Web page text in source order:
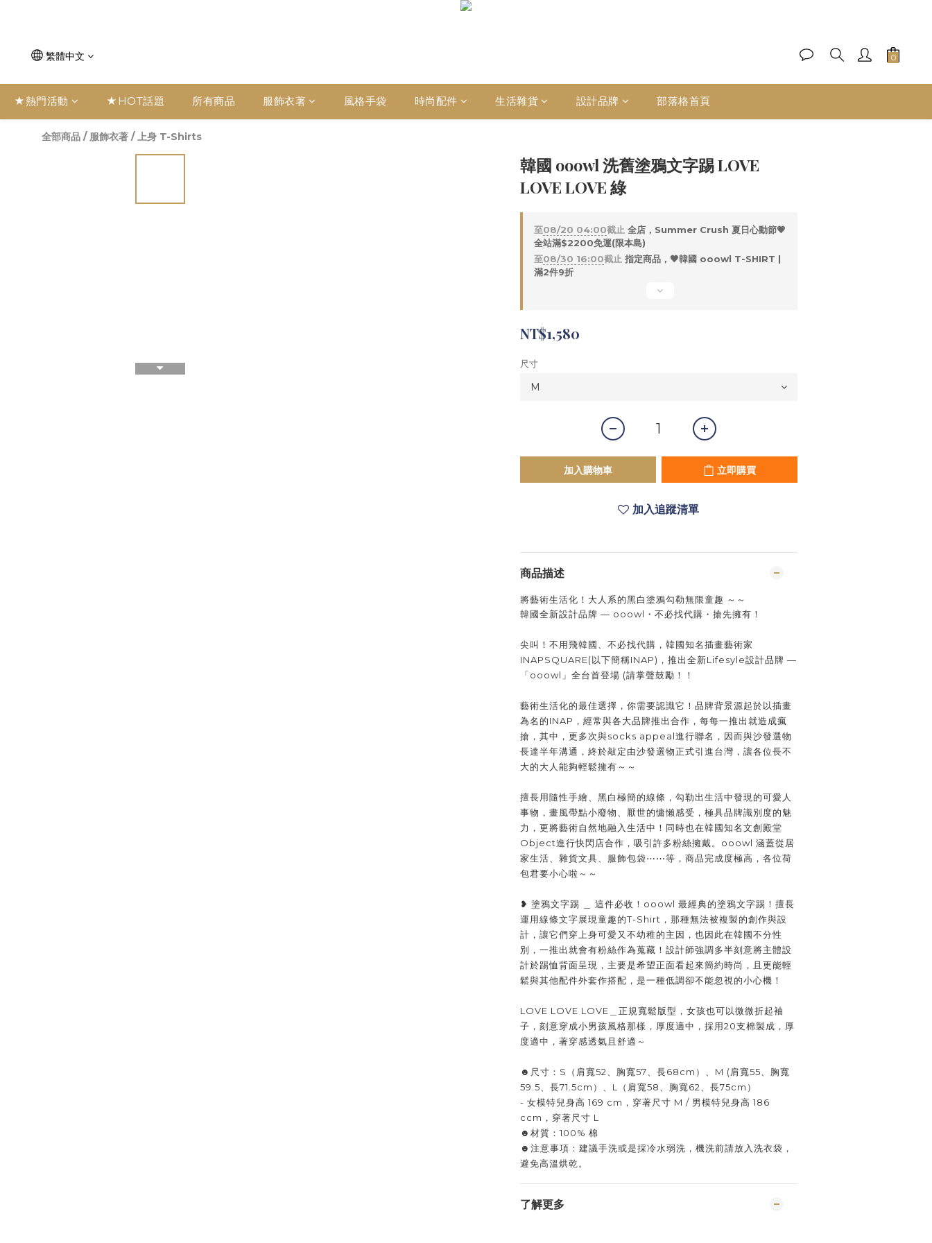
繁體中文
★熱門活動 ★HOT話題 所有商品 服飾衣著 風格手袋 時尚配件 生活雜貨 設計品牌 部落格首頁
全部商品 / 服飾衣著 /上身 T-Shirts
韓國 ooowl 洗舊塗鴉文字踢 LOVE
LOVE LOVE 綠
至08/20 04:00截止 全店，Summer Crush 夏日心動節💗
全站滿$2200免運(限本島)
至08/30 16:00截止 指定商品，🖤韓國 ooowl T-SHIRT |
滿2件9折
NT$1,580
尺寸
加入購物車 立即購買
加入追蹤清單
商品描述
將藝術生活化！大人系的黑白塗鴉勾勒無限童趣 ～～
韓國全新設計品牌 — ooowl・不必找代購・搶先擁有！
尖叫！不用飛韓國、不必找代購，韓國知名插畫藝術家
INAPSQUARE(以下簡稱INAP)，推出全新Lifesyle設計品牌 —
「ooowl」全台首登場 (請掌聲鼓勵！！
藝術生活化的最佳選擇，你需要認識它！品牌背景源起於以插畫
為名的INAP，經常與各大品牌推出合作，每每一推出就造成瘋
搶，其中，更多次與socks appeal進行聯名，因而與沙發選物
長達半年溝通，終於敲定由沙發選物正式引進台灣，讓各位長不
大的大人能夠輕鬆擁有～～
擅長用隨性手繪、黑白極簡的線條，勾勒出生活中發現的可愛人
事物，畫風帶點小廢物、厭世的慵懶感受，極具品牌識別度的魅
力，更將藝術自然地融入生活中！同時也在韓國知名文創殿堂
Object進行快閃店合作，吸引許多粉絲擁戴。ooowl 涵蓋從居
家生活、雜貨文具、服飾包袋⋯⋯等，商品完成度極高，各位荷
包君要小心啦～～
❥ 塗鴉文字踢 ＿ 這件必收！ooowl 最經典的塗鴉文字踢！擅長
運用線條文字展現童趣的T-Shirt，那種無法被複製的創作與設
計，讓它們穿上身可愛又不幼稚的主因，也因此在韓國不分性
別，一推出就會有粉絲作為蒐藏！設計師強調多半刻意將主體設
計於踢恤背面呈現，主要是希望正面看起來簡約時尚，且更能輕
鬆與其他配件外套作搭配，是一種低調卻不能忽視的小心機！
LOVE LOVE LOVE＿正規寬鬆版型，女孩也可以微微折起袖
子，刻意穿成小男孩風格那樣，厚度適中，採用20支棉製成，厚
度適中，著穿感透氣且舒適～
☻尺寸：S（肩寬52、胸寬57、長68cm）、M (肩寬55、胸寬
59.5、長71.5cm）、L（肩寬58、胸寬62、長75cm）
- 女模特兒身高 169 cm，穿著尺寸 M / 男模特兒身高 186
ccm，穿著尺寸 L
☻材質：100% 棉
☻注意事項：建議手洗或是採冷水弱洗，機洗前請放入洗衣袋，
避免高溫烘乾。
了解更多